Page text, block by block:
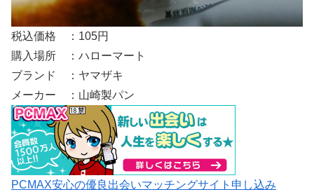
税込価格 ：105円
購入場所 ：ハローマート
ブランド ：ヤマザキ
メーカー ：山崎製パン
PCMAX安心の優良出会いマッチングサイト申し込み